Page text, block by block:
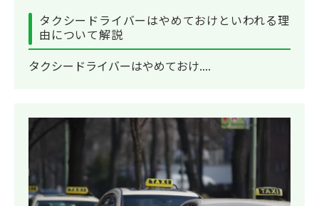
タクシードライバーはやめておけといわれる理
由について解説
タクシードライバーはやめておけ....